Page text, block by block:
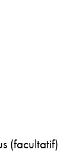
(facultatif)